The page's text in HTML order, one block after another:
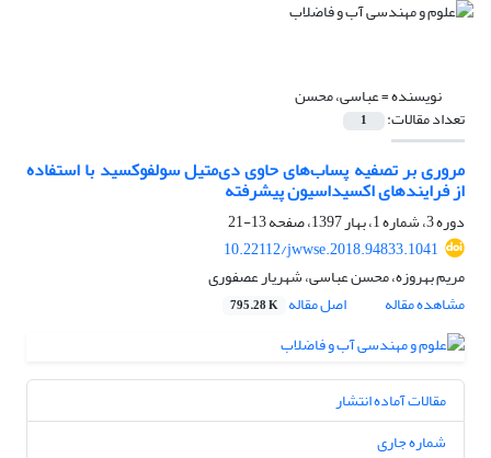
نویسنده =عباسی، محسن
تعداد مقالات: 1
مروری بر تصفیه پساب‌های حاوی دی‌متیل ‌سولفوکسید با استفاده
از فرایند‌های اکسیداسیون پیشرفته
دوره 3، شماره 1، بهار 1397، صفحه
13-21
10.22112/jwwse.2018.94833.1041
مریم بهروزه، محسن عباسی، شهریار عصفوری
مشاهده مقاله
اصل مقاله 795.28 K
مقالات آماده انتشار
شماره جاری